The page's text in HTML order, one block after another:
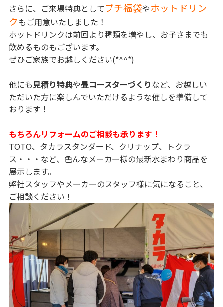
さらに、ご来場特典としてプチ福袋やホットドリン
クもご用意いたしました！
ホットドリンクは前回より種類を増やし、お子さまでも
飲めるものもございます。
ぜひご家族でお越しください(*^^*)
他にも見積り特典や畳コースターづくりなど、お越しい
ただいた方に楽しんでいただけるような催しを準備して
おります！
もちろんリフォームのご相談も承ります！
TOTO、タカラスタンダード、クリナップ、トクラ
ス・・・など、色んなメーカー様の最新水まわり商品を
展示します。
弊社スタッフやメーカーのスタッフ様に気になること、
ご相談ください！